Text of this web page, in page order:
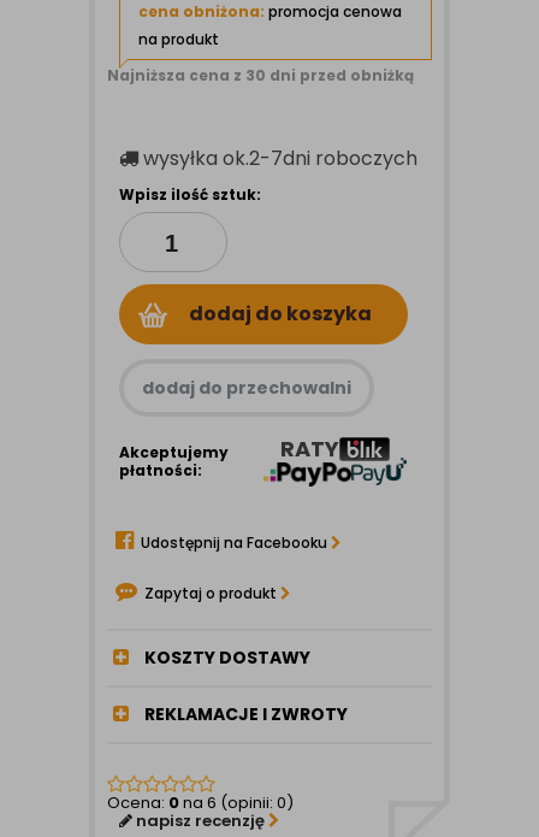
cena obniżona: promocja cenowa
na produkt
Najniższa cena z 30 dni przed obniżką
wysyłka ok.2-7dni roboczych
Wpisz ilość sztuk:
dodaj do koszyka
dodaj do przechowalni
Akceptujemy
płatności:
RATY
Udostępnij na Facebooku
Zapytaj o produkt
KOSZTY DOSTAWY
REKLAMACJE I ZWROTY
Ocena: 0na 6 (opinii: 0)
napisz recenzję